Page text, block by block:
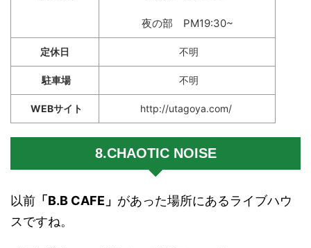
夜の部 PM19:30~
定休日 不明
駐車場 不明
WEBサイト http://utagoya.com/
8.CHAOTIC NOISE
以前 「B.B CAFE」 があった場所にあるライブハウ
スですね。